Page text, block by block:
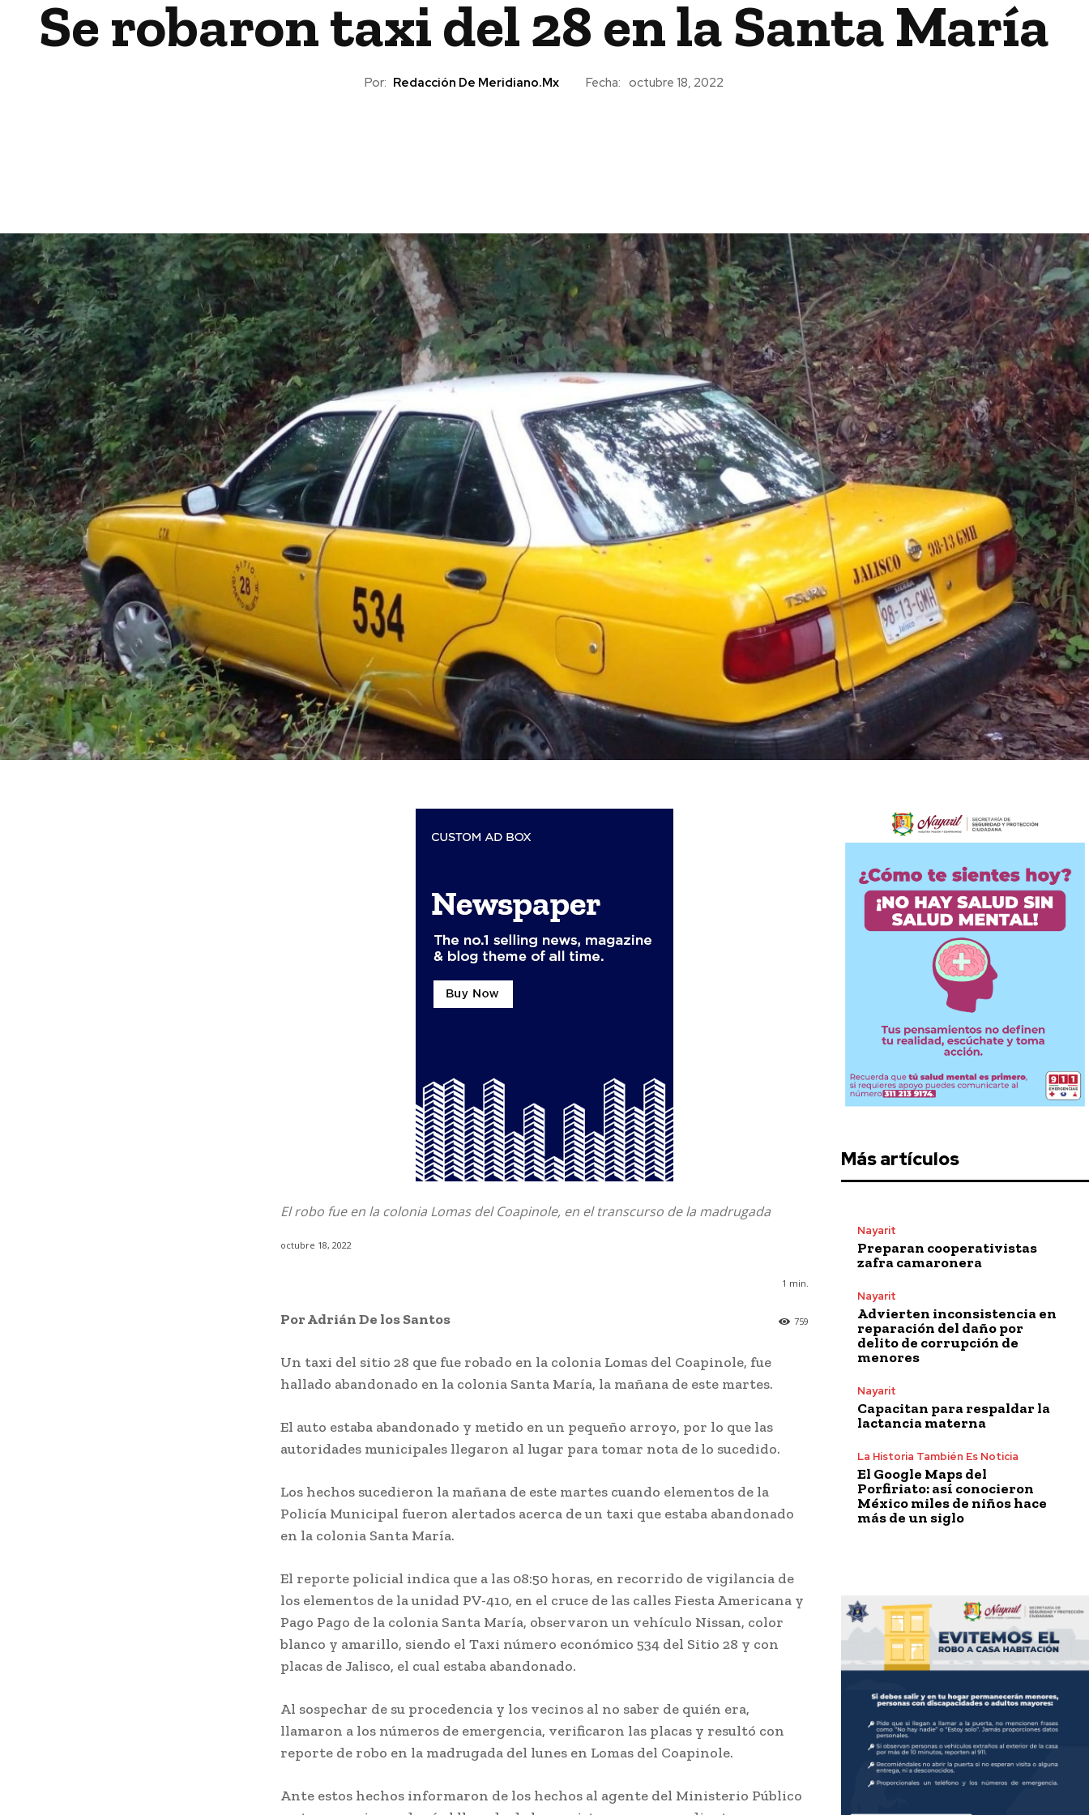
Se robaron taxi del 28 en la Santa María
Por: Redacción De Meridiano.mx Fecha: octubre 18, 2022
El robo fue en la colonia Lomas del Coapinole, en el transcurso de la madrugada
octubre 18, 2022
1 min.
759
Por Adrián De los Santos
Un taxi del sitio 28 que fue robado en la colonia Lomas del Coapinole, fue
hallado abandonado en la colonia Santa María, la mañana de este martes.
El auto estaba abandonado y metido en un pequeño arroyo, por lo que las
autoridades municipales llegaron al lugar para tomar nota de lo sucedido.
Los hechos sucedieron la mañana de este martes cuando elementos de la
Policía Municipal fueron alertados acerca de un taxi que estaba abandonado
en la colonia Santa María.
El reporte policial indica que a las 08:50 horas, en recorrido de vigilancia de
los elementos de la unidad PV-410, en el cruce de las calles Fiesta Americana y
Pago Pago de la colonia Santa María, observaron un vehículo Nissan, color
blanco y amarillo, siendo el Taxi número económico 534 del Sitio 28 y con
placas de Jalisco, el cual estaba abandonado.
Al sospechar de su procedencia y los vecinos al no saber de quién era,
llamaron a los números de emergencia, verificaron las placas y resultó con
reporte de robo en la madrugada del lunes en Lomas del Coapinole.
Ante estos hechos informaron de los hechos al agente del Ministerio Público
Más artículos
Nayarit
Preparan cooperativistas
zafra camaronera
Nayarit
Advierten inconsistencia en
reparación del daño por
delito de corrupción de
menores
Nayarit
Capacitan para respaldar la
lactancia materna
La Historia También Es Noticia
El Google Maps del
Porfiriato: así conocieron
México miles de niños hace
más de un siglo